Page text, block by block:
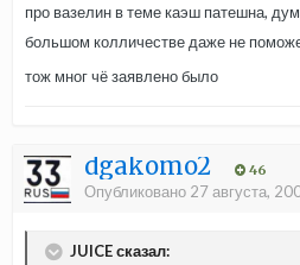
про вазелин в теме каэш патешна,
большом колличестве даже не
тож мног чё заявлено было
dgakomo2 46
Опубликовано 27 августа,
JUICE сказал: